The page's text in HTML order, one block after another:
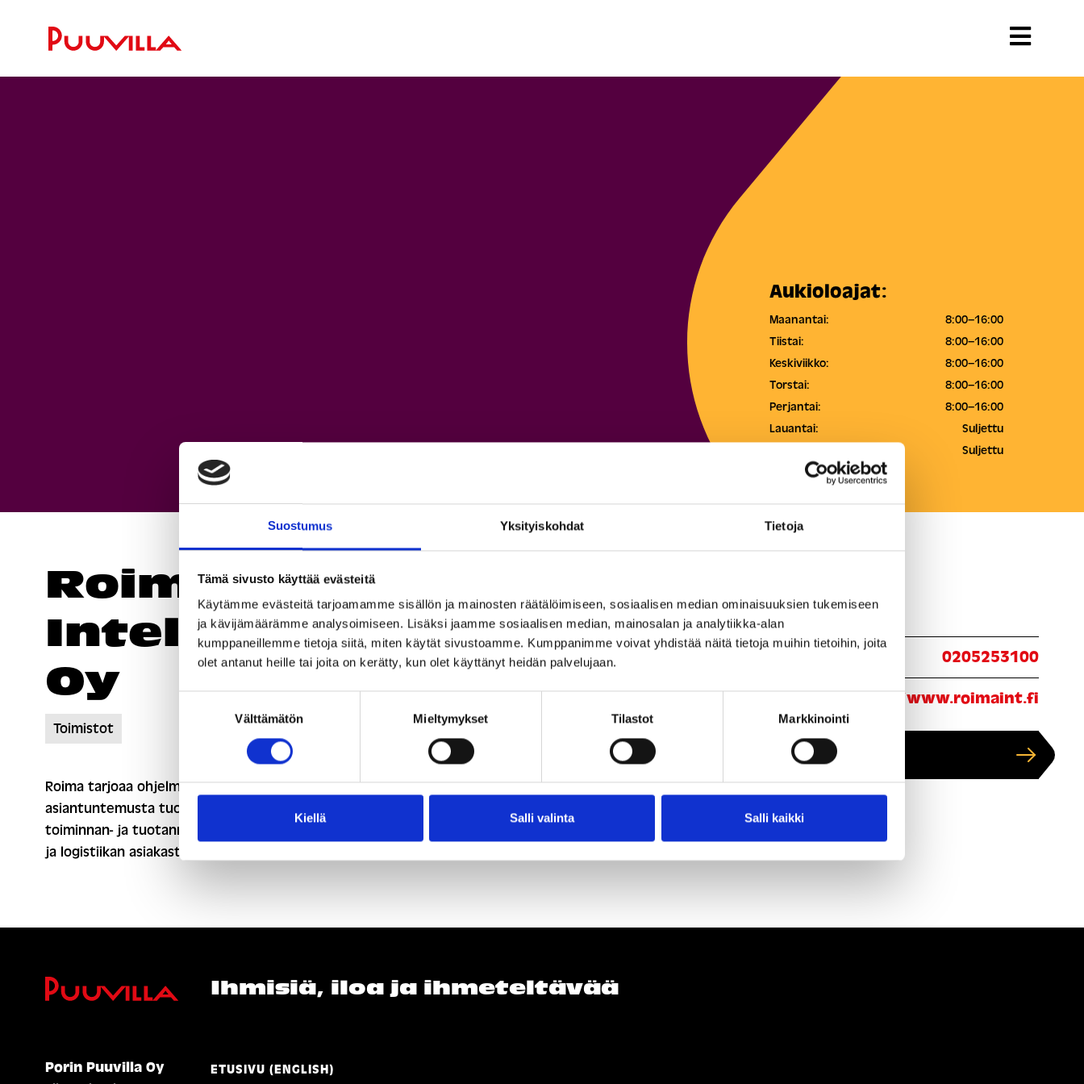
Suostumus Yksityiskohdat Tietoja
Tämä sivusto käyttää evästeitä
Käytämme evästeitä tarjoamamme sisällön ja mainosten räätälöimiseen, sosiaalisen median ominaisuuksien tukemiseen
ja kävijämäärämme analysoimiseen. Lisäksi jaamme sosiaalisen median, mainosalan ja analytiikka-alan
kumppaneillemme tietoja siitä, miten käytät sivustoamme. Kumppanimme voivat yhdistää näitä tietoja muihin tietoihin, joita
olet antanut heille tai joita on kerätty, kun olet käyttänyt heidän palvelujaan.
Välttämätön Mieltymykset Tilastot Markkinointi
Kiellä Salli valinta Salli kaikki
Aukioloajat:
Maanantai:
8:00–16:00
Tiistai:
8:00–16:00
Keskiviikko:
8:00–16:00
Torstai:
8:00–16:00
Perjantai:
8:00–16:00
Lauantai:
Suljettu
Suljettu
Roima
Intelligence
Oy
Toimistot
Roima tarjoaa ohjelmistoratkaisuja ja
asiantuntemusta tuotehallinnan, konenäön,
toiminnan- ja tuotannonohjauksen, sisälogistiikan
ja logistiikan asiakastarpeisiin.
0205253100
https://www.roimaint.fi
Näytä kartalla
Ihmisiä, iloa ja ihmeteltävää
Porin Puuvilla Oy
ETUSIVU (ENGLISH)